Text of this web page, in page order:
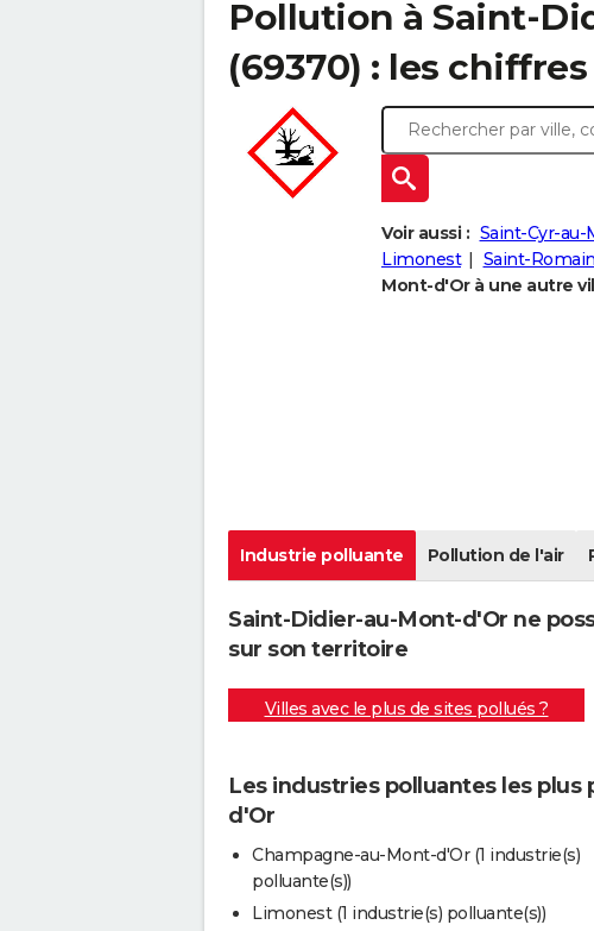
Pollution à Saint-
(69370) : les chiffres
Voir aussi : Saint-Cyr-au-
Limonest
Saint-
Mont-d'Or à une autre
Industrie polluante Pollution de l'air
Saint-Didier-au-Mont-d'Or ne
sur son territoire
Villes avec le plus de sites pollués ?
Les industries polluantes les
d'Or
Champagne-au-Mont-d'Or (1 industrie(s)
polluante(s))
Limonest (1 industrie(s) polluante(s))